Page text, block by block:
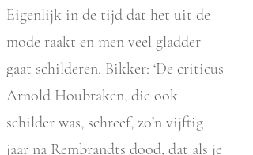
Eigenlijk in de tijd dat het uit de
mode raakt en men veel gladder
gaat schilderen. Bikker: ‘De criticus
Arnold Houbraken, die ook
schilder was, schreef, zo’n vijftig
jaar na Rembrandts dood, dat als je